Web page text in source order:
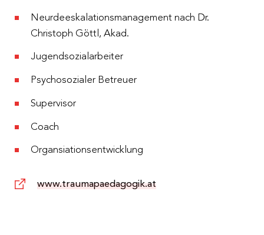
Neurdeeskalationsmanagement nach Dr.
Christoph Göttl, Akad.
Jugendsozialarbeiter
Psychosozialer Betreuer
Supervisor
Coach
Organsiationsentwicklung
www.traumapaedagogik.at